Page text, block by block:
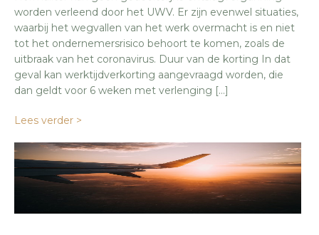
worden verleend door het UWV. Er zijn evenwel situaties,
waarbij het wegvallen van het werk overmacht is en niet
tot het ondernemersrisico behoort te komen, zoals de
uitbraak van het coronavirus. Duur van de korting In dat
geval kan werktijdverkorting aangevraagd worden, die
dan geldt voor 6 weken met verlenging […]
Lees verder >